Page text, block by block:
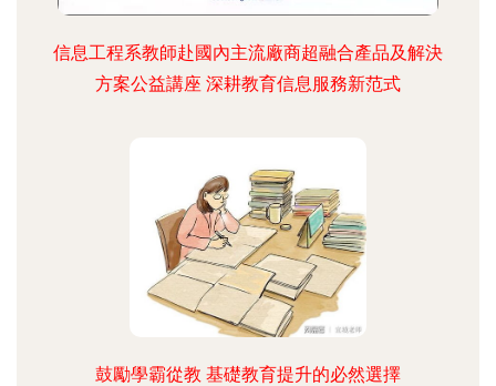
信息工程系教師赴國內主流廠商超融合產品及解決
方案公益講座 深耕教育信息服務新范式
鼓勵學霸從教 基礎教育提升的必然選擇